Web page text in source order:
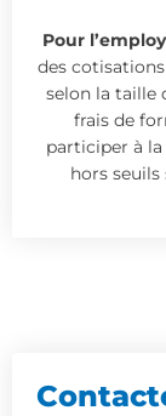
Pour
des
selon la taille
frais de
participer à
hors seuils